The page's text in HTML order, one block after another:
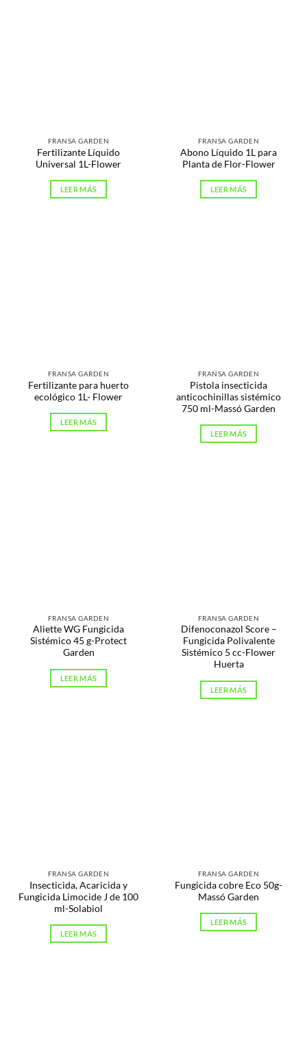
FRANSA GARDEN
Fertilizante Líquido
Universal 1L-Flower
LEER MÁS
FRANSA GARDEN
Abono Líquido 1L para
Planta de Flor-Flower
LEER MÁS
FRANSA GARDEN
Fertilizante para huerto
ecológico 1L- Flower
LEER MÁS
FRANSA GARDEN
Pistola insecticida
anticochinillas sistémico
750 ml-Massó Garden
LEER MÁS
FRANSA GARDEN
Aliette WG Fungicida
Sistémico 45 g-Protect
Garden
LEER MÁS
FRANSA GARDEN
Difenoconazol Score –
Fungicida Polivalente
Sistémico 5 cc-Flower
Huerta
LEER MÁS
FRANSA GARDEN
Insecticida, Acaricida y
Fungicida Limocide J de 100
ml-Solabiol
LEER MÁS
FRANSA GARDEN
Fungicida cobre Eco 50g-
Massó Garden
LEER MÁS